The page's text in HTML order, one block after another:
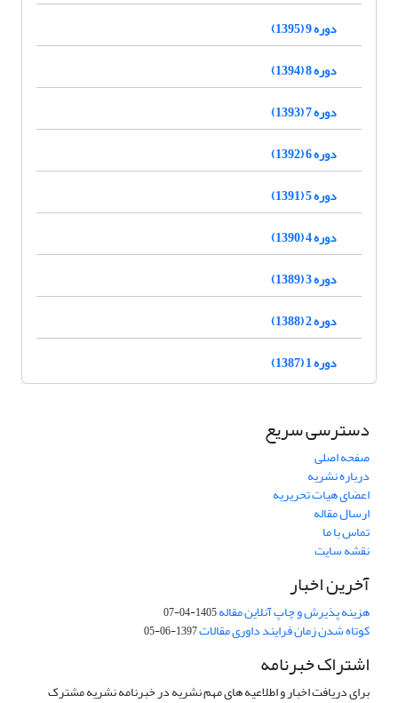
دوره 9 (1395)
دوره 8 (1394)
دوره 7 (1393)
دوره 6 (1392)
دوره 5 (1391)
دوره 4 (1390)
دوره 3 (1389)
دوره 2 (1388)
دوره 1 (1387)
دسترسی سریع
صفحه اصلی
درباره نشریه
اعضای هیات تحریریه
ارسال مقاله
تماس با ما
نقشه سایت
آخرین اخبار
هزینه پذیرش و چاپ آنلاین مقاله1405-04-07
کوتاه شدن زمان فرایند داوری مقالات1397-06-05
اشتراک خبرنامه
برای دریافت اخبار و اطلاعیه های مهم نشریه در خبرنامه نشریه مشترک